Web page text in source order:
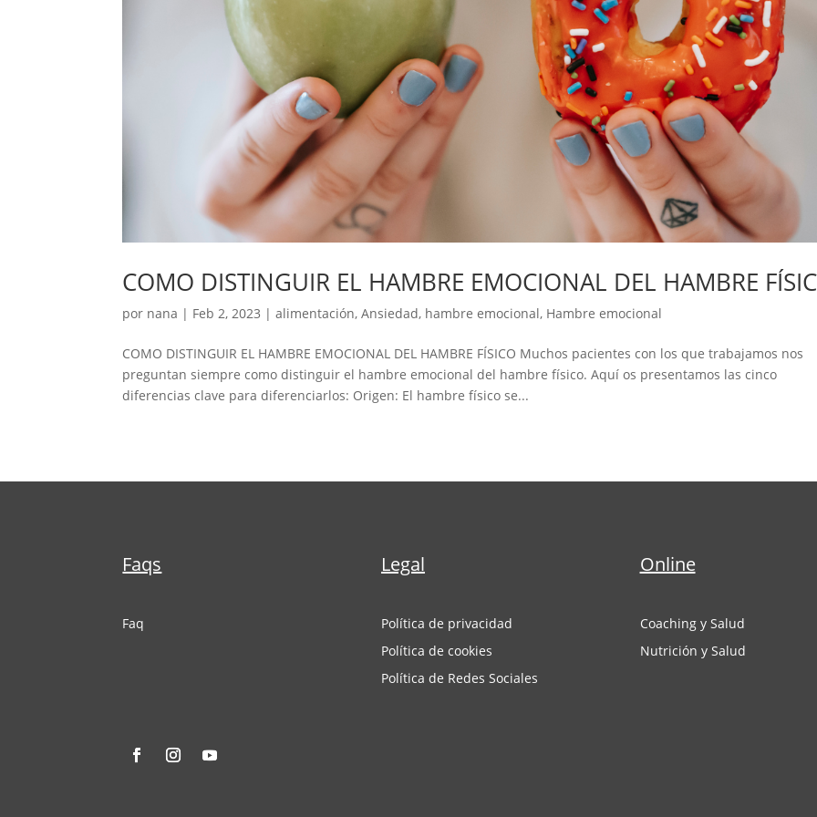
COMO DISTINGUIR EL HAMBRE EMOCIONAL DEL HAMBRE
por nana | Feb 2, 2023 |alimentación,Ansiedad, hambre emocional, Hambre emocional
COMO DISTINGUIR EL HAMBRE EMOCIONAL DEL HAMBRE FÍSICO Muchos pacientes con los que trabajamos nos
preguntan siempre como distinguir el hambre emocional del hambre físico. Aquí os presentamos las cinco
diferencias clave para diferenciarlos: Origen: El hambre físico se...
Faqs
Faq
Legal
Política de privacidad
Política de cookies
Política de Redes Sociales
Online
Coaching y Salud
Nutrición y Salud